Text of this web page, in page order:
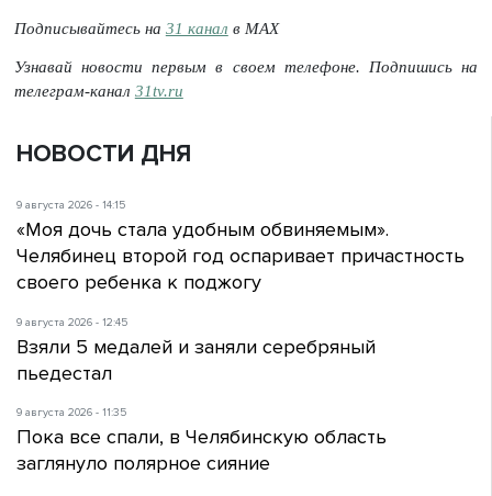
Подписывайтесь на 31 канал в МАХ
Узнавай новости первым в своем телефоне. Подпишись на
телеграм-канал 31tv.ru
НОВОСТИ ДНЯ
9 августа 2026 - 14:15
«Моя дочь стала удобным обвиняемым».
Челябинец второй год оспаривает причастность
своего ребенка к поджогу
9 августа 2026 - 12:45
Взяли 5 медалей и заняли серебряный
пьедестал
9 августа 2026 - 11:35
Пока все спали, в Челябинскую область
заглянуло полярное сияние